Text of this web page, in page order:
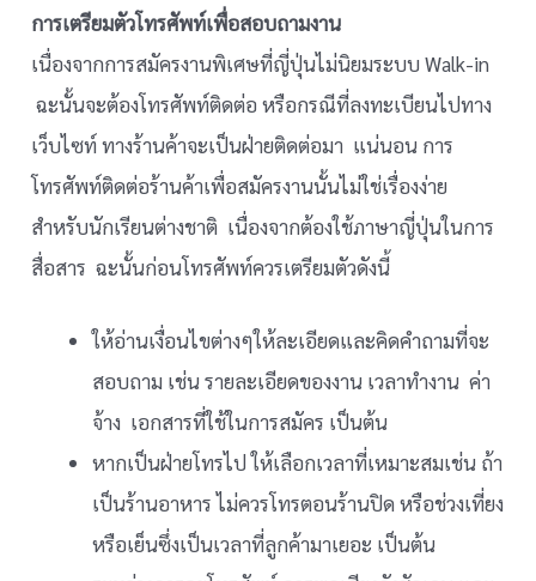
การเตรียมตัวโทรศัพท์เพื่อสอบถามงาน
เนื่องจากการสมัครงานพิเศษที่ญี่ปุ่นไม่นิยมระบบ Walk-in
ฉะนั้นจะต้องโทรศัพท์ติดต่อ หรือกรณีที่ลงทะเบียนไปทาง
เว็บไซท์ ทางร้านค้าจะเป็นฝ่ายติดต่อมา แน่นอน การ
โทรศัพท์ติดต่อร้านค้าเพื่อสมัครงานนั้นไม่ใช่เรื่องง่าย
สำหรับนักเรียนต่างชาติ เนื่องจากต้องใช้ภาษาญี่ปุ่นในการ
สื่อสาร ฉะนั้นก่อนโทรศัพท์ควรเตรียมตัวดังนี้
ให้อ่านเงื่อนไขต่างๆให้ละเอียดและคิดคำถามที่จะ
สอบถาม เช่น รายละเอียดของงาน เวลาทำงาน ค่า
จ้าง เอกสารที่ใช้ในการสมัคร เป็นต้น
หากเป็นฝ่ายโทรไป ให้เลือกเวลาที่เหมาะสมเช่น ถ้า
เป็นร้านอาหาร ไม่ควรโทรตอนร้านปิด หรือช่วงเที่ยง
หรือเย็นซึ่งเป็นเวลาที่ลูกค้ามาเยอะ เป็นต้น